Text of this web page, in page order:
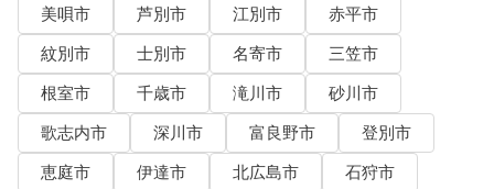
美唄市
芦別市 江別市
赤平市
紋別市
士別市 名寄市
三笠市
根室市
千歳市 滝川市
砂川市
歌志内市
深川市 富良野市
登別市
恵庭市
伊達市 北広島市
石狩市